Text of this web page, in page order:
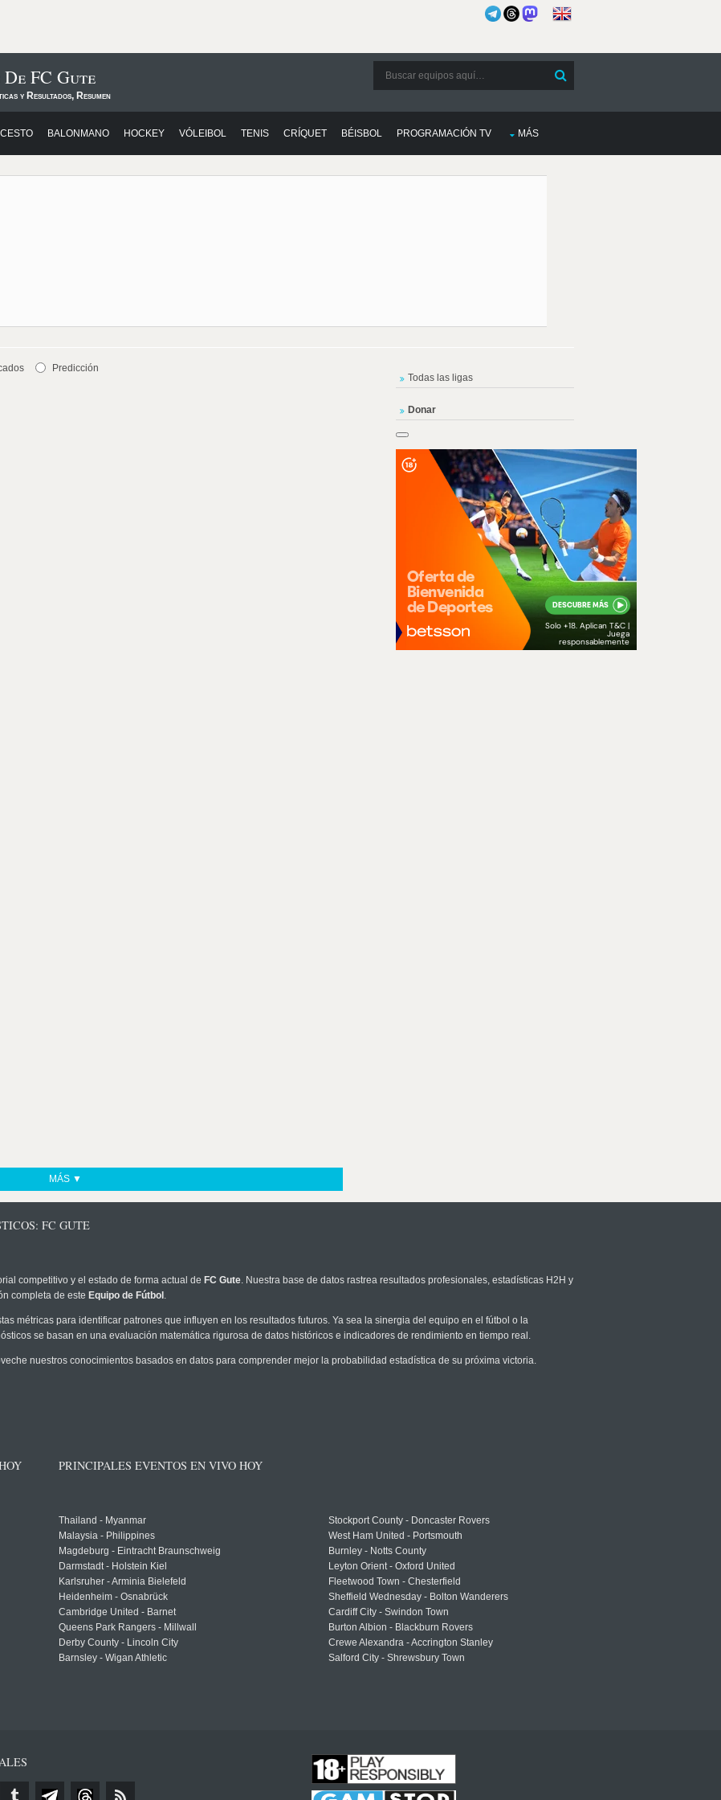
FC Gute
y Resultados, Resumen
BALONMANO HOCKEY VÓLEIBOL TENIS CRÍQUET BÉISBOL PROGRAMACIÓN TV MÁS
Predicción
MÁS ▼
Todas las ligas
Donar
FC GUTE
competitivo y el estado de forma actual de FC Gute. Nuestra base de datos rastrea resultados profesionales, estadísticas H2H y
completa de este Equipo de Fútbol .
métricas para identificar patrones que influyen en los resultados futuros. Ya sea la sinergia del equipo en el fútbol o la
se basan en una evaluación matemática rigurosa de datos históricos e indicadores de rendimiento en tiempo real.
nuestros conocimientos basados en datos para comprender mejor la probabilidad estadística de su próxima victoria.
PRINCIPALES EVENTOS EN VIVO HOY
Thailand - Myanmar
Malaysia - Philippines
Magdeburg - Eintracht Braunschweig
Darmstadt - Holstein Kiel
Karlsruher - Arminia Bielefeld
Heidenheim - Osnabrück
Cambridge United - Barnet
Queens Park Rangers - Millwall
Derby County - Lincoln City
Barnsley - Wigan Athletic
Stockport County - Doncaster Rovers
West Ham United - Portsmouth
Burnley - Notts County
Leyton Orient - Oxford United
Fleetwood Town - Chesterfield
Sheffield Wednesday - Bolton Wanderers
Cardiff City - Swindon Town
Burton Albion - Blackburn Rovers
Crewe Alexandra - Accrington Stanley
Salford City - Shrewsbury Town